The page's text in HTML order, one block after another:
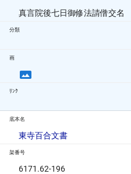
真言院後七日御修法請僧交名
分類
画
ﾘﾝｸ
底本名
東寺百合文書
架番号
6171.62-196